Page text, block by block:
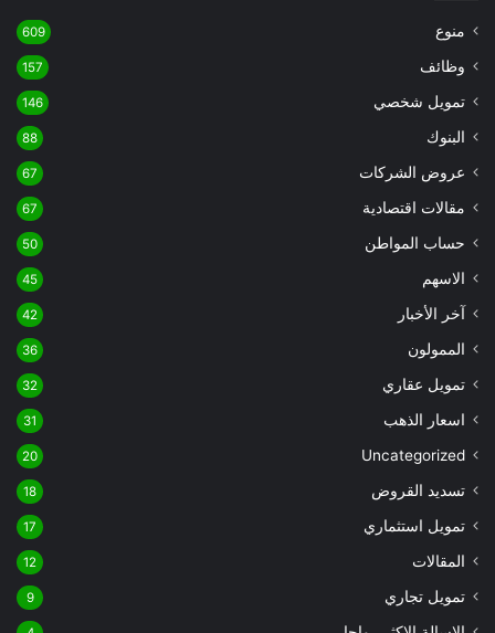
منوع 609
وظائف 157
تمويل شخصي 146
البنوك 88
عروض الشركات 67
مقالات اقتصادية 67
حساب المواطن 50
الاسهم 45
آخر الأخبار 42
الممولون 36
تمويل عقاري 32
اسعار الذهب 31
Uncategorized
20
تسديد القروض 18
تمويل استثماري 17
المقالات 12
تمويل تجاري 9